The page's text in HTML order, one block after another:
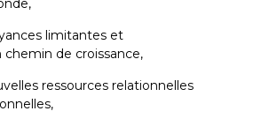
limitantes et
de croissance,
ressources relationnelles